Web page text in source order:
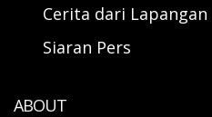
Cerita dari Lapangan
Siaran Pers
ABOUT